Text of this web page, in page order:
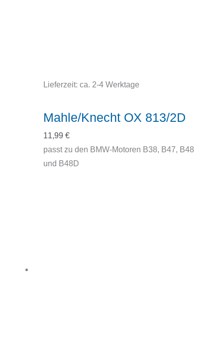
Lieferzeit: ca. 2-4 Werktage
Mahle/Knecht OX 813/2D
11,99 €
passt zu den BMW-Motoren B38, B47, B48
und B48D